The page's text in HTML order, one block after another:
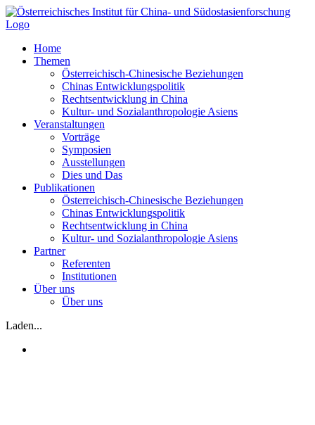
Zum
Inhalt
Home
Themen
Österreichisch-Chinesische Beziehungen
Chinas Entwicklungspolitik
Rechtsentwicklung in China
Kultur- und Sozialanthropologie Asiens
Veranstaltungen
Vorträge
Symposien
Ausstellungen
Dies und Das
Publikationen
Österreichisch-Chinesische Beziehungen
Chinas Entwicklungspolitik
Rechtsentwicklung in China
Kultur- und Sozialanthropologie Asiens
Partner
Referenten
Institutionen
Über uns
Über uns
Laden...